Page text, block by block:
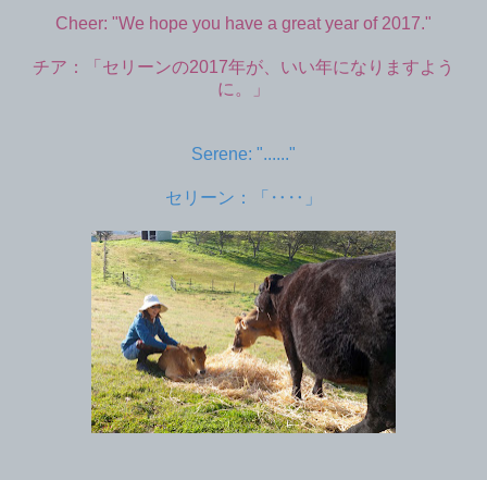
Cheer: "We hope you have a great year of 2017."
チア：「セリーンの2017年が、いい年になりますよう
に。」
Serene: "......"
セリーン：「‥‥」